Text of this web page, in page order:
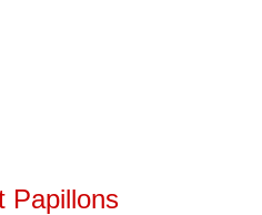
Papillons